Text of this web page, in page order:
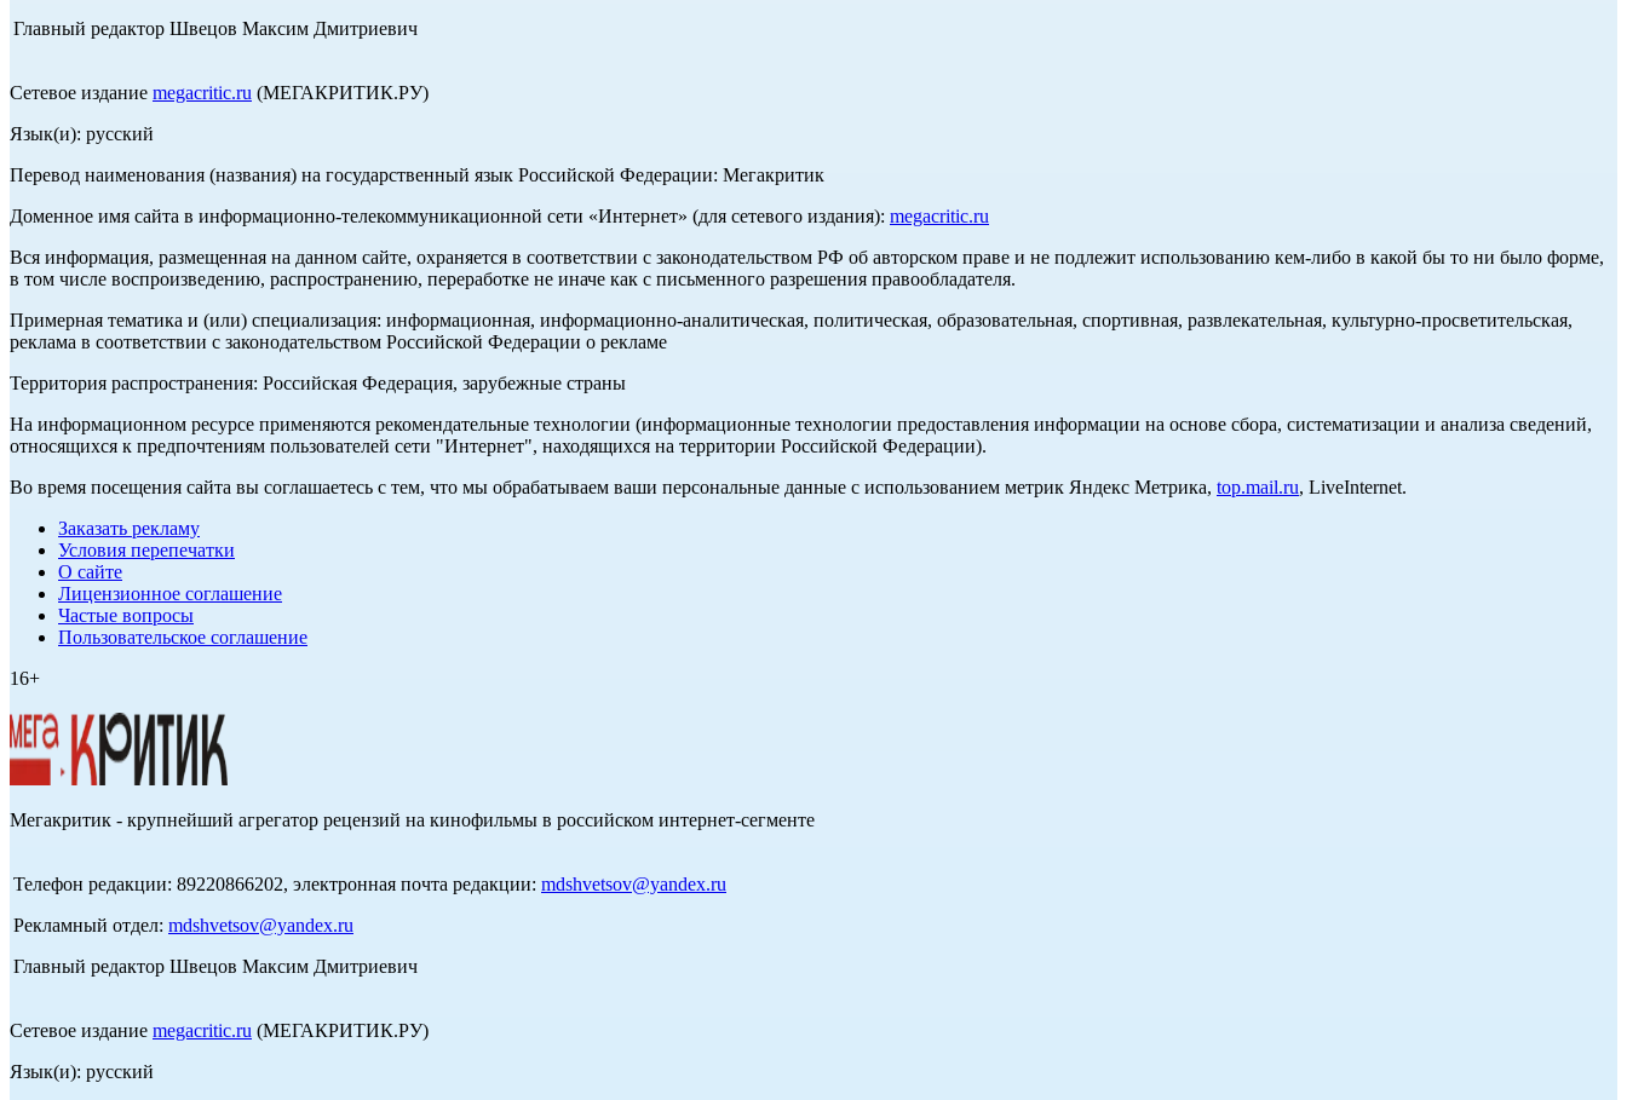
Главный редактор Швецов Максим Дмитриевич
Сетевое издание megacritic.ru (МЕГАКРИТИК.РУ)
Язык(и): русский
Перевод наименования (названия) на государственный язык Российской Федерации: Мегакритик
Доменное имя сайта в информационно-телекоммуникационной сети «Интернет» (для сетевого издания): megacritic.ru
Вся информация, размещенная на данном сайте, охраняется в соответствии с законодательством РФ об авторском праве и не подлежит использованию кем-либо в какой бы то ни было форме,
в том числе воспроизведению, распространению, переработке не иначе как с письменного разрешения правообладателя.
Примерная тематика и (или) специализация: информационная, информационно-аналитическая, политическая, образовательная, спортивная, развлекательная, культурно-просветительская,
реклама в соответствии с законодательством Российской Федерации о рекламе
Территория распространения: Российская Федерация, зарубежные страны
На информационном ресурсе применяются рекомендательные технологии (информационные технологии предоставления информации на основе сбора, систематизации и анализа сведений,
относящихся к предпочтениям пользователей сети "Интернет", находящихся на территории Российской Федерации).
Во время посещения сайта вы соглашаетесь с тем, что мы обрабатываем ваши персональные данные с использованием метрик Яндекс Метрика, top.mail.ru, LiveInternet.
Заказать рекламу
Условия перепечатки
О сайте
Лицензионное соглашение
Частые вопросы
Пользовательское соглашение
16+
Мегакритик - крупнейший агрегатор рецензий на кинофильмы в российском интернет-сегменте
Телефон редакции: 89220866202, электронная почта редакции: mdshvetsov@yandex.ru
Рекламный отдел: mdshvetsov@yandex.ru
Главный редактор Швецов Максим Дмитриевич
Сетевое издание megacritic.ru (МЕГАКРИТИК.РУ)
Язык(и): русский